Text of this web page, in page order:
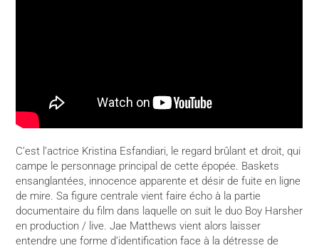
C’est l’actrice Kristina Esfandiari, le regard brûlant et droit, qui
campe le personnage principal de cette épopée. Baskets
ensanglantées, innocence apparente et désir de fuite en ligne
de mire. Sa figure centrale vient faire écho à la partie
documentaire du film dans laquelle on suit le duo Boy Harsher
en production / live. Jae Matthews vient alors laisser
entendre une forme d’identification face à la détresse de